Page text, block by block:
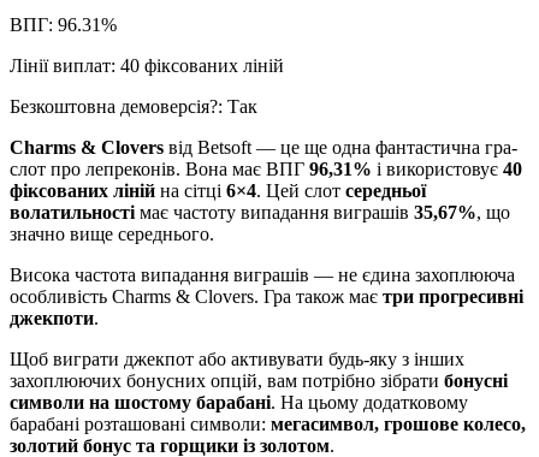
ВПГ: 96.31%
Лінії виплат: 40 фіксованих ліній
Безкоштовна демоверсія?: Так
Charms & Clovers від Betsoft — це ще одна фантастична гра-
слот про лепреконів. Вона має ВПГ 96,31% і використовує 40
фіксованих ліній на сітці 6×4. Цей слот середньої
волатильності має частоту випадання виграшів 35,67%, що
значно вище середнього.
Висока частота випадання виграшів — не єдина захоплююча
особливість Charms & Clovers. Гра також має три прогресивні
джекпоти.
Щоб виграти джекпот або активувати будь-яку з інших
захоплюючих бонусних опцій, вам потрібно зібрати бонусні
символи на шостому барабані. На цьому додатковому
барабані розташовані символи: мегасимвол, грошове колесо,
золотий бонус та горщики із золотом.